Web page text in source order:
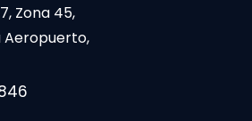
Zona 45,
Aeropuerto,